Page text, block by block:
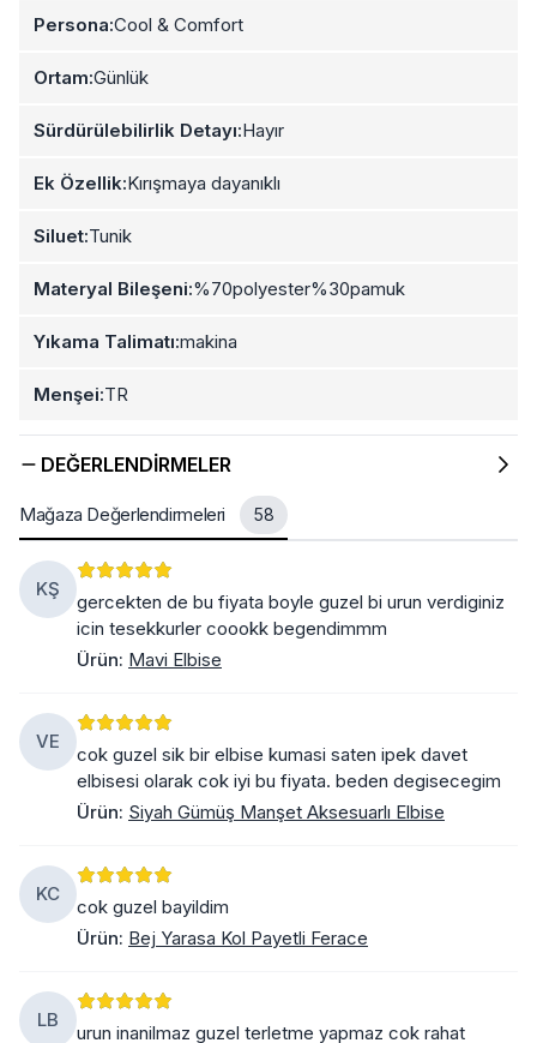
Persona:Cool & Comfort
Ortam:Günlük
Sürdürülebilirlik Detayı:Hayır
Ek Özellik:Kırışmaya dayanıklı
Siluet:Tunik
Materyal Bileşeni:%70polyester%30pamuk
Yıkama Talimatı:makina
Menşei:TR
DEĞERLENDIRMELER
Mağaza Değerlendirmeleri 58
KŞ
gercekten de bu fiyata boyle guzel bi urun verdiginiz
icin tesekkurler coookk begendimmm
Ürün: Mavi Elbise
VE
cok guzel sik bir elbise kumasi saten ipek davet
elbisesi olarak cok iyi bu fiyata. beden degisecegim
Ürün: Siyah Gümüş Manşet Aksesuarlı Elbise
KC
cok guzel bayildim
Ürün: Bej Yarasa Kol Payetli Ferace
LB
urun inanilmaz guzel terletme yapmaz cok rahat